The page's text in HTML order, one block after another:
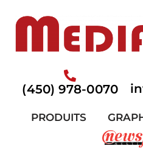
au
(450) 978-0070
PRODUITS